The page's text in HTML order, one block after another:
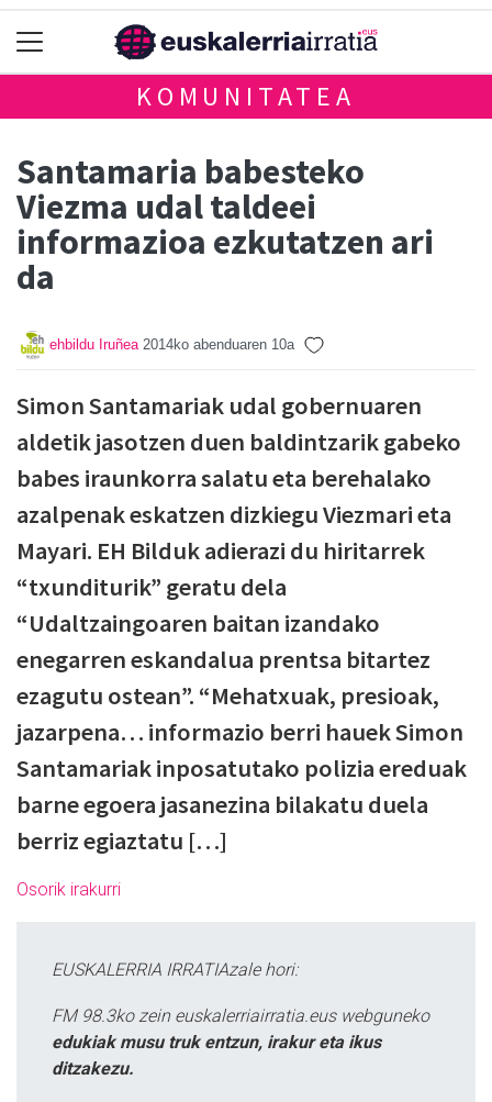
KOMUNITATEA
Santamaria babesteko
Viezma udal taldeei
informazioa ezkutatzen ari
da
ehbildu Iruñea 2014ko abenduaren 10a
Simon Santamariak udal gobernuaren
aldetik jasotzen duen baldintzarik gabeko
babes iraunkorra salatu eta berehalako
azalpenak eskatzen dizkiegu Viezmari eta
Mayari. EH Bilduk adierazi du hiritarrek
“txunditurik” geratu dela
“Udaltzaingoaren baitan izandako
enegarren eskandalua prentsa bitartez
ezagutu ostean”. “Mehatxuak, presioak,
jazarpena… informazio berri hauek Simon
Santamariak inposatutako polizia ereduak
barne egoera jasanezina bilakatu duela
berriz egiaztatu […]
Osorik irakurri
EUSKALERRIA IRRATIAzale hori:
FM 98.3ko zein euskalerriairratia.eus webguneko
edukiak musu truk entzun, irakur eta ikus
ditzakezu.